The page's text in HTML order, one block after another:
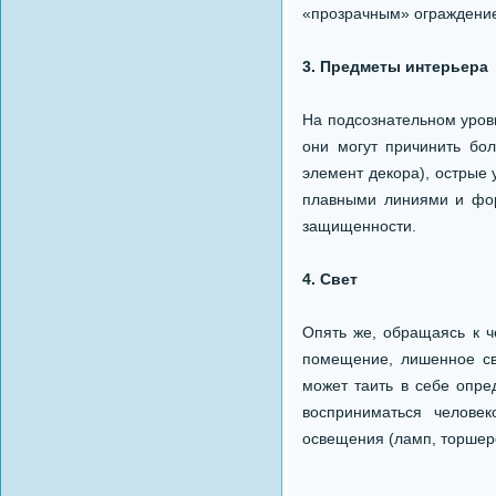
«прозрачным»
3. Предметы интерьера
На подсознательном
они могут причинить
элемент декора),
плавными линиями и
защищенности.
4. Свет
Опять же, обращаясь к
помещение, лишенное
может таить в себе
восприниматься
освещения (ламп,